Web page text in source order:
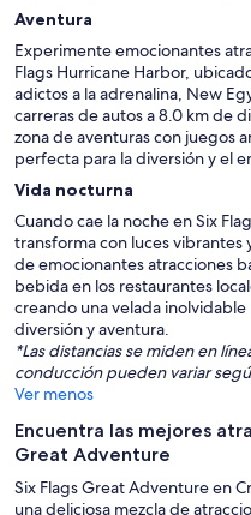
Aventura
Experimente emocionantes
Flags Hurricane Harbor,
adictos a la adrenalina, New
carreras de autos a 8.0 km de
zona de aventuras con juegos
perfecta para la diversión y el
Vida nocturna
Cuando cae la noche en Six
transforma con luces
de emocionantes atracciones
bebida en los restaurantes
creando una velada
diversión y aventura.
*Las distancias se miden en
conducción pueden variar
Ver menos
Encuentra las mejores
Great Adventure
Six Flags Great Adventure en
una deliciosa mezcla de